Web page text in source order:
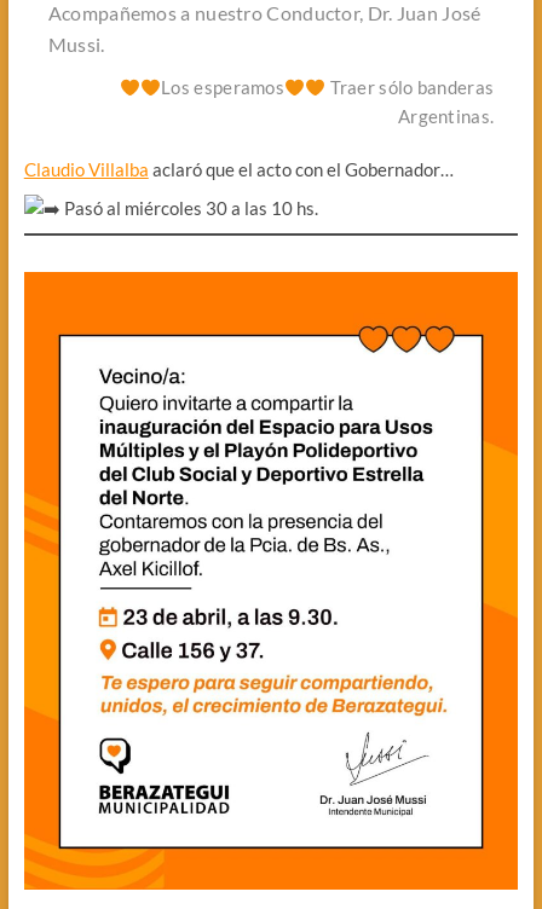
Acompañemos a nuestro Conductor, Dr. Juan José
Mussi.
Los esperamos
Traer sólo banderas
Argentinas.
Claudio Villalba aclaró que el acto con el Gobernador…
Pasó al miércoles 30 a las 10 hs.